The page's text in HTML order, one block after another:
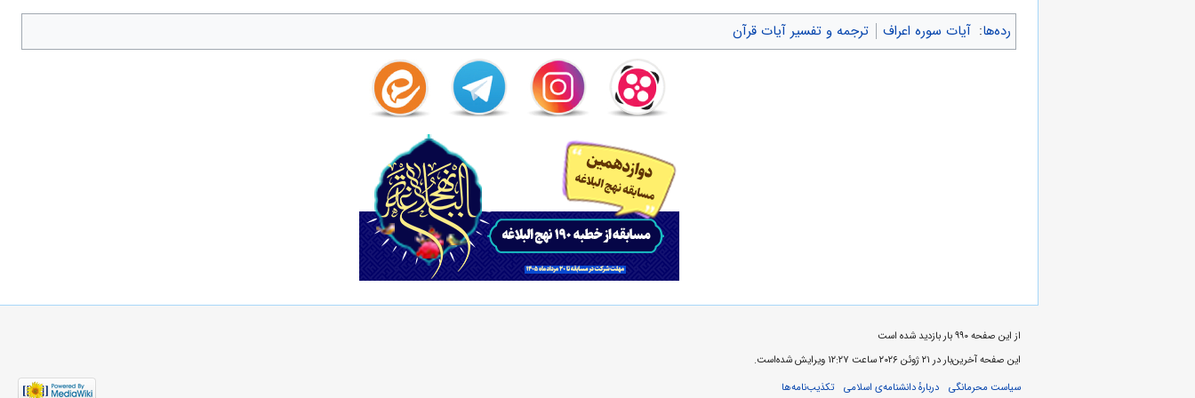
رده‌ها: آیات سوره اعراف ترجمه و تفسیر آیات قرآن
از این صفحه ۹۹۰ بار بازدید شده است
این صفحه آخرین‌بار در ‏۲۱ ژوئن ۲۰۲۶ ساعت ‏۱۲:۲۷ ویرایش شده‌است.
سیاست محرمانگی
دربارهٔ دانشنامه‌ی اسلامی تکذیب‌نامه‌ها